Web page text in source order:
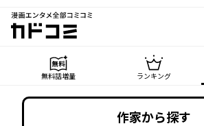
漫画エンタメ全部コミコミ
カドコミ
無料話増量 ランキング
作家から探す